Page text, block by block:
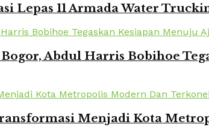
Lepas 11 Armada Water
Abdul Harris Bobihoe
Menjadi Kota